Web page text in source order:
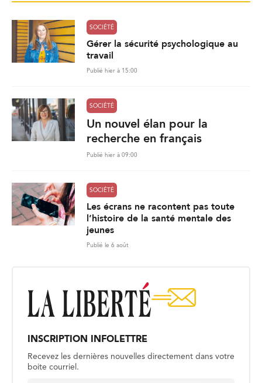
SOCIÉTÉ
Gérer la sécurité psychologique au
travail
Publié hier à 15:00
SOCIÉTÉ
Un nouvel élan pour la
recherche en français
Publié hier à 09:00
SOCIÉTÉ
Les écrans ne racontent pas toute
l’histoire de la santé mentale des
jeunes
Publié le 6 août
INSCRIPTION INFOLETTRE
Recevez les dernières nouvelles directement dans votre
boite courriel.